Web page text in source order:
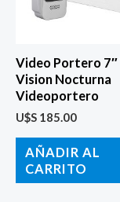
Video Portero 7″
Vision Nocturna
Videoportero
U$S 185.00
AÑADIR AL
CARRITO